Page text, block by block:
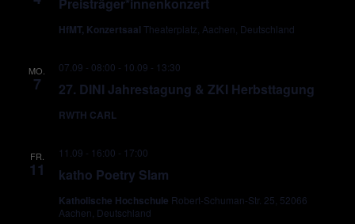
HfMT, Konzertsaal Theaterplatz, Aachen, Deutschland
MO.
7 27. DINI Jahrestagung & ZKI Herbsttagung
07.09 - 08:00 - 10.09 - 13:30
RWTH CARL
FR.
11 katho Poetry Slam
11.09 - 16:00 - 17:00
Katholische Hochschule Robert-Schuman-Str. 25, 52066
Aachen, Deutschland